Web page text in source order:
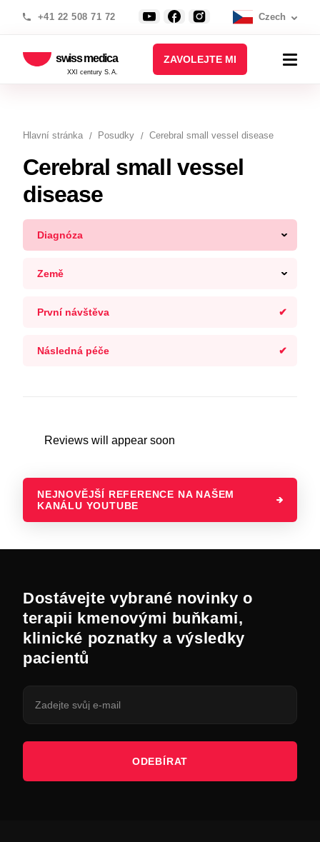
+41 22 508 71 72 Czech
swiss medica
XXI century S.A.
ZAVOLEJTE MI
Hlavní stránka Posudky Cerebral small vessel disease
Cerebral small vessel
disease
Diagnóza
Země
První návštěva
Následná péče
Reviews will appear soon
NEJNOVĚJŠÍ REFERENCE NA NAŠEM
KANÁLU YOUTUBE
Dostávejte vybrané novinky o
terapii kmenovými buňkami,
klinické poznatky a výsledky
pacientů
ODEBÍRAT